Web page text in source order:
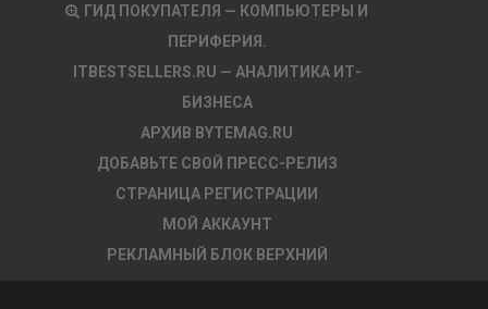
ГИД ПОКУПАТЕЛЯ — КОМПЬЮТЕРЫ И
ПЕРИФЕРИЯ.
ITBESTSELLERS.RU — АНАЛИТИКА ИТ-
БИЗНЕСА
АРХИВ BYTEMAG.RU
ДОБАВЬТЕ СВОЙ ПРЕСС-РЕЛИЗ
СТРАНИЦА РЕГИСТРАЦИИ
МОЙ АККАУНТ
РЕКЛАМНЫЙ БЛОК ВЕРХНИЙ